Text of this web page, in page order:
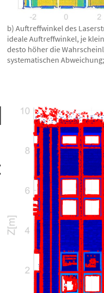
b) Auftreffwinkel des
ideale Auftreffwinkel, je
desto höher die
systematischen Abweichung;